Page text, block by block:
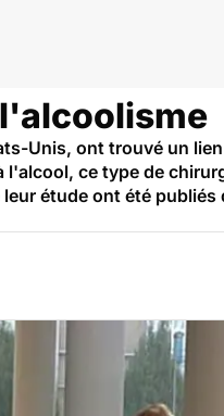
Unis, ont trouvé un
ce type de
étude ont été